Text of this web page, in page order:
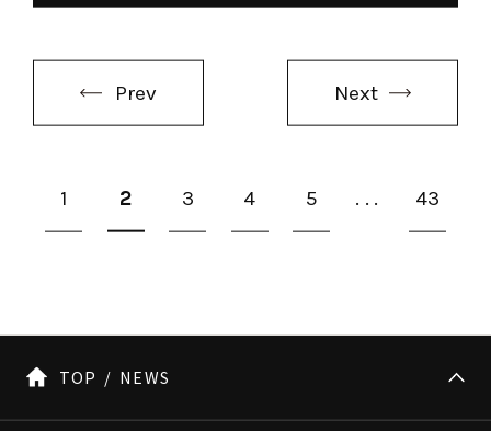
Prev
1 2 3 4 5 ... 43
Next
TOP NEWS